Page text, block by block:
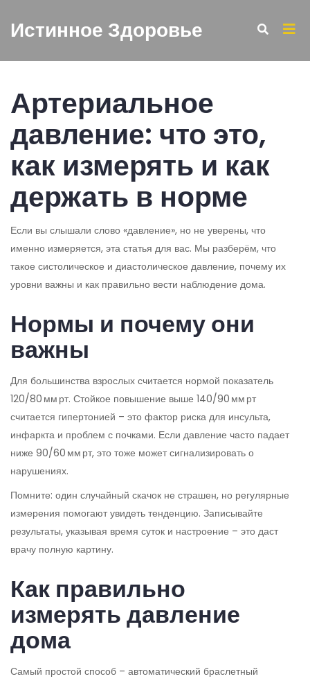
Истинное Здоровье
Артериальное
давление: что это,
как измерять и как
держать в норме
Если вы слышали слово «давление», но не уверены, что
именно измеряется, эта статья для вас. Мы разберём, что
такое систолическое и диастолическое давление, почему их
уровни важны и как правильно вести наблюдение дома.
Нормы и почему они
важны
Для большинства взрослых считается нормой показатель
120/80 мм рт. Стойкое повышение выше 140/90 мм рт
считается гипертонией – это фактор риска для инсульта,
инфаркта и проблем с почками. Если давление часто падает
ниже 90/60 мм рт, это тоже может сигнализировать о
нарушениях.
Помните: один случайный скачок не страшен, но регулярные
измерения помогают увидеть тенденцию. Записывайте
результаты, указывая время суток и настроение – это даст
врачу полную картину.
Как правильно
измерять давление
дома
Самый простой способ – автоматический браслетный